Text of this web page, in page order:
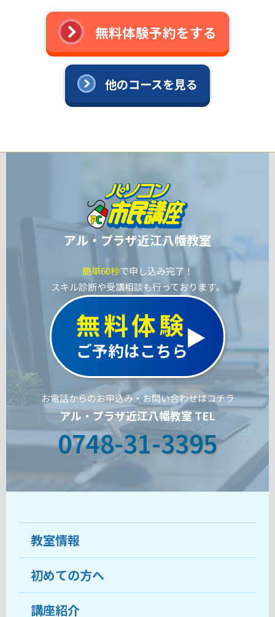
無料体験予約をする
他のコースを見る
アル・プラザ近江八幡教室
簡単60秒で申し込み完了！
スキル診断や受講相談も行っております。
無料体験
ご予約はこちら
お電話からのお申込み・お問い合わせはコチラ
アル・プラザ近江八幡教室 TEL
0748-31-3395
教室情報
教室について
受講生の声
初めての方へ
ココがおすすめ
講座紹介